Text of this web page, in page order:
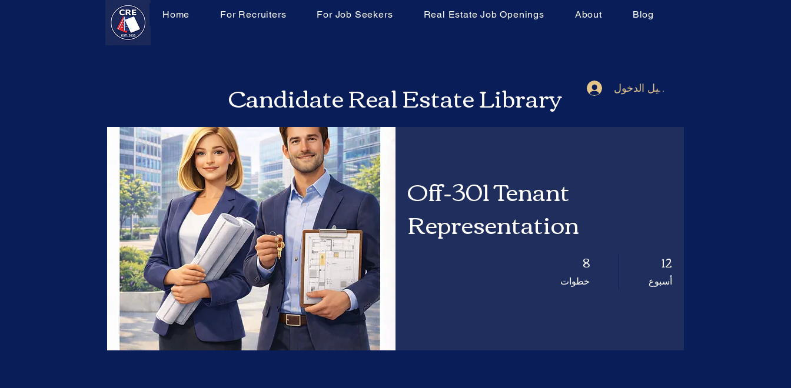
Home For Recruiters For Job Seekers Real Estate Job Openings About Blog
Candidate Real Estate Library تسجيل الدخول
Off-301 Tenant
Representation
12
أسبوع
8
خطوات